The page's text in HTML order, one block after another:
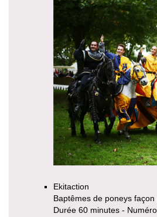
Ekitaction
Baptêmes de poneys
Durée 60 minutes -